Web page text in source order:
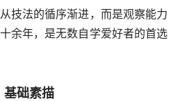
技法的循序渐进，而是观察能力
余年，是无数自学爱好者的首选
基础素描